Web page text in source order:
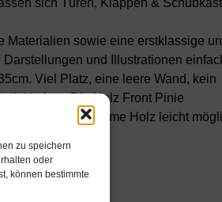
zu speichern
oder
können bestimmte
Materialien sowie eine erstklassige
und Illustrationen
Viel Platz, eine leere Wand, kein
Die Holz Front Pinie
ist durch das warme Holz leicht